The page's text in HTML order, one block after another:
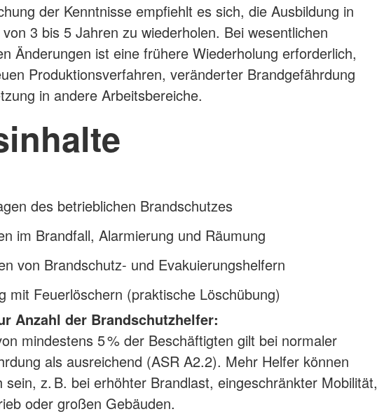
der Kenntnisse empfiehlt es sich, die Ausbildung in
3 bis 5 Jahren zu wiederholen. Bei wesentlichen
Änderungen ist eine frühere Wiederholung erforderlich,
Produktionsverfahren, veränderter Brandgefährdung
in andere Arbeitsbereiche.
des betrieblichen Brandschutzes
im Brandfall, Alarmierung und Räumung
von Brandschutz- und Evakuierungshelfern
mit Feuerlöschern (praktische Löschübung)
Anzahl der Brandschutzhelfer:
mindestens 5 % der Beschäftigten gilt bei normaler
als ausreichend (ASR A2.2). Mehr Helfer können
sein, z. B. bei erhöhter Brandlast, eingeschränkter Mobilität,
oder großen Gebäuden.